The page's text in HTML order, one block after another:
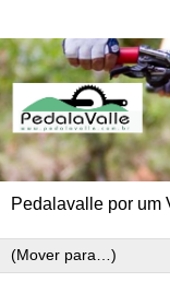
Pedalavalle por um